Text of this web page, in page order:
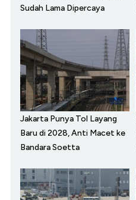
Sudah Lama Dipercaya
Jakarta Punya Tol Layang
Baru di 2028, Anti Macet ke
Bandara Soetta